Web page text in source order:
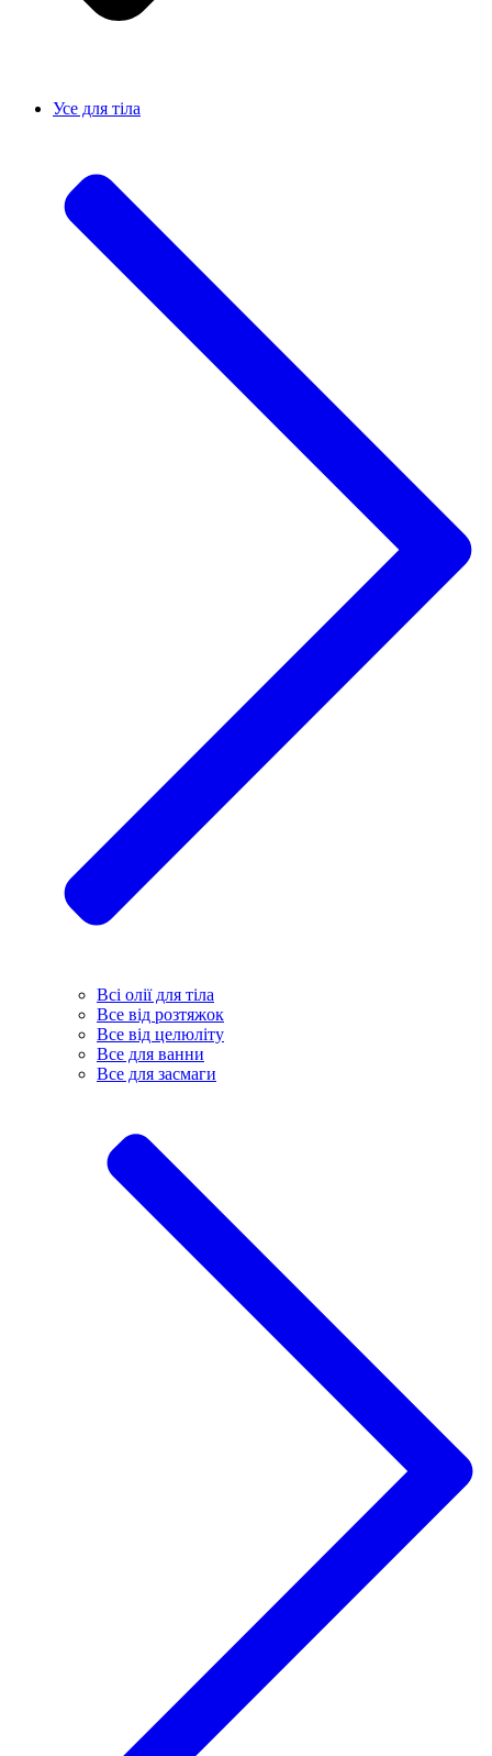
Усе для тiла
Всі олії для тіла
Все від розтяжок
Все від целюліту
Все для ванни
Все для засмаги